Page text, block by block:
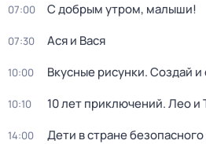
07:00 С добрым утром, малыши!
07:30 Ася и Вася
10:00 Вкусные рисунки. Создай
10:10 10 лет приключений. Лео и
14:00 Дети в стране